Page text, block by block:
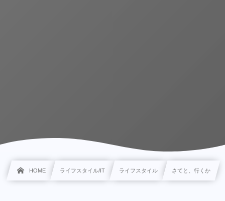
HOME ライフスタイル/IT ライフスタイル さてと、行くか